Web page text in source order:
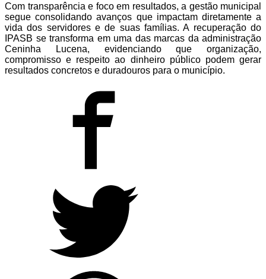
Com transparência e foco em resultados, a gestão municipal
segue consolidando avanços que impactam diretamente a
vida dos servidores e de suas famílias. A recuperação do
IPASB se transforma em uma das marcas da administração
Ceninha Lucena, evidenciando que organização,
compromisso e respeito ao dinheiro público podem gerar
resultados concretos e duradouros para o município.